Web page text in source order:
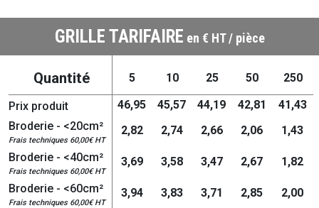
GRILLE TARIFAIRE en € HT / pièce
Quantité 5 10 25 50 250
Prix produit 46,95 45,57 44,19 42,81
41,43
Broderie - <20cm²
Frais techniques 60,00€ HT
2,82 2,74 2,66 2,06
1,43
Broderie - <40cm²
Frais techniques 60,00€ HT
3,69 3,58 3,47 2,67
1,82
Broderie - <60cm²
Frais techniques 60,00€ HT
3,94 3,83 3,71 2,85
2,00